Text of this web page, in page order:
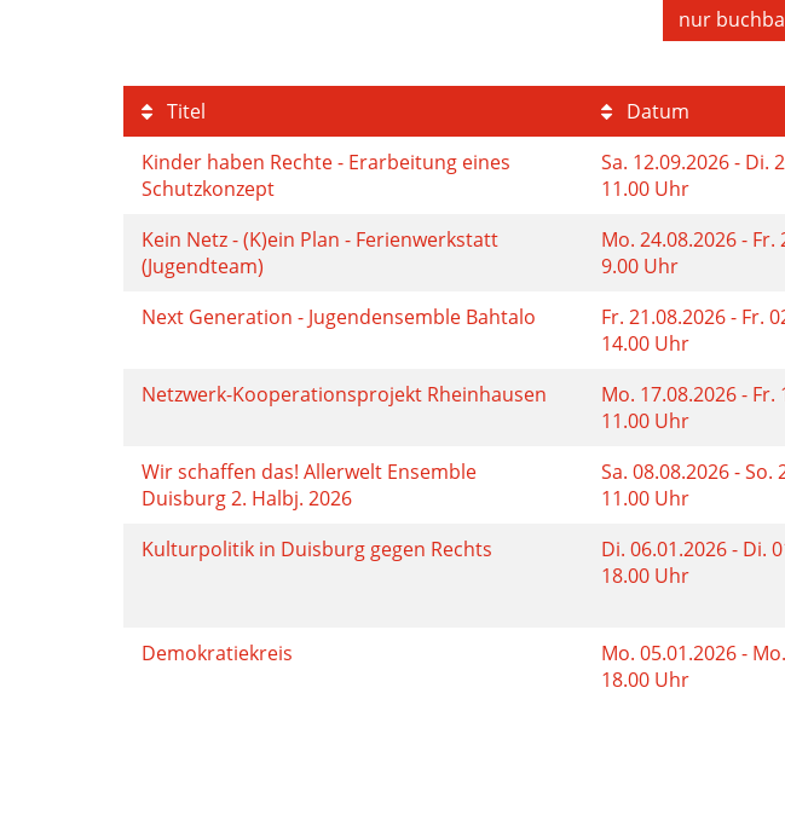
nur
Titel Datum
Kinder haben Rechte - Erarbeitung eines
Schutzkonzept
Sa. 12.09.2026 - Di.
11.00 Uhr
Kein Netz - (K)ein Plan - Ferienwerkstatt
(Jugendteam)
Mo. 24.08.2026 - Fr.
9.00 Uhr
Next Generation - Jugendensemble Bahtalo
Fr. 21.08.2026 - Fr.
14.00 Uhr
Netzwerk-Kooperationsprojekt Rheinhausen
Mo. 17.08.2026 - Fr.
11.00 Uhr
Wir schaffen das! Allerwelt Ensemble
Duisburg 2. Halbj. 2026
Sa. 08.08.2026 - So.
11.00 Uhr
Kulturpolitik in Duisburg gegen Rechts
Di. 06.01.2026 - Di.
18.00 Uhr
Demokratiekreis
Mo. 05.01.2026 -
18.00 Uhr